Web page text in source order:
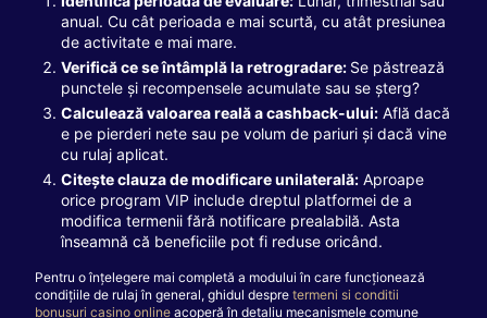
anual. Cu cât perioada e mai scurtă, cu atât presiunea
de activitate e mai mare.
Verifică ce se întâmplă la retrogradare: Se păstrează
punctele și recompensele acumulate sau se șterg?
Calculează valoarea reală a cashback-ului: Află dacă
e pe pierderi nete sau pe volum de pariuri și dacă vine
cu rulaj aplicat.
Citește clauza de modificare unilaterală: Aproape
orice program VIP include dreptul platformei de a
modifica termenii fără notificare prealabilă. Asta
înseamnă că beneficiile pot fi reduse oricând.
Pentru o înțelegere mai completă a modului în care funcționează
condițiile de rulaj în general, ghidul despre termeni si conditii
bonusuri casino online acoperă în detaliu mecanismele comune